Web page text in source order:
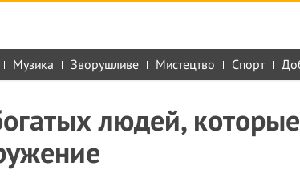
Музика Зворушливе Мистецтво Спорт
людей,